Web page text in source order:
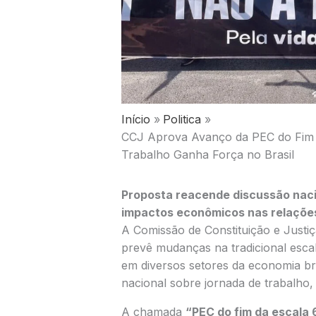
Início
Politica
CCJ Aprova Avanço da PEC do
Trabalho Ganha Força no Brasil
Proposta reacende discussão
impactos econômicos nas
A Comissão de Constituição e
prevê mudanças na tradicional
em diversos setores da economia
nacional sobre jornada de
A chamada “PEC do fim da escala